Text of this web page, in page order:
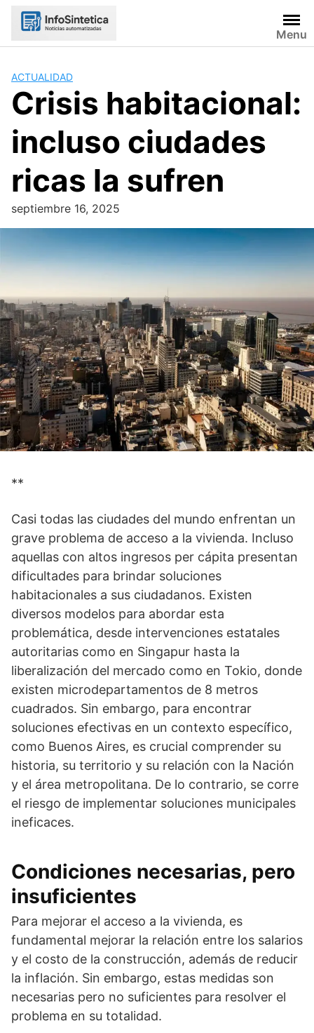
Skip
Menu
ACTUALIDAD
Crisis habitacional:
incluso ciudades
ricas la sufren
septiembre 16, 2025
**
Casi todas las ciudades del mundo enfrentan un
grave problema de acceso a la vivienda. Incluso
aquellas con altos ingresos per cápita presentan
dificultades para brindar soluciones
habitacionales a sus ciudadanos. Existen
diversos modelos para abordar esta
problemática, desde intervenciones estatales
autoritarias como en Singapur hasta la
liberalización del mercado como en Tokio, donde
existen microdepartamentos de 8 metros
cuadrados. Sin embargo, para encontrar
soluciones efectivas en un contexto específico,
como Buenos Aires, es crucial comprender su
historia, su territorio y su relación con la Nación
y el área metropolitana. De lo contrario, se corre
el riesgo de implementar soluciones municipales
ineficaces.
Condiciones necesarias, pero
insuficientes
Para mejorar el acceso a la vivienda, es
fundamental mejorar la relación entre los salarios
y el costo de la construcción, además de reducir
la inflación. Sin embargo, estas medidas son
necesarias pero no suficientes para resolver el
problema en su totalidad.